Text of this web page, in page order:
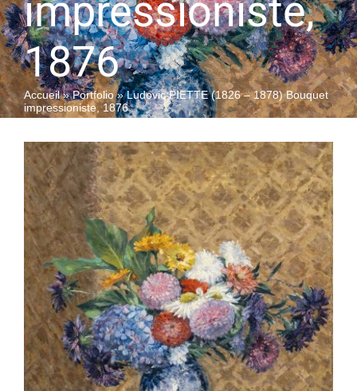
QUI SOMMES-NOUS
impressioniste,
1876
Accueil»Portfolio»Ludovic PIETTE (1826 – 1878) Bouquet
impressioniste, 1876